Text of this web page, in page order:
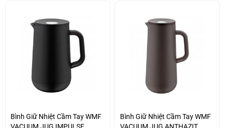
Bình Giữ Nhiệt Cầm Tay WMF
Bình Giữ Nhiệt Cầm Tay WMF